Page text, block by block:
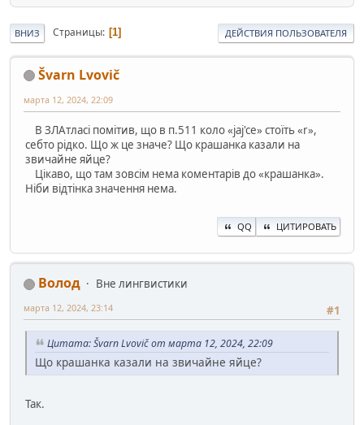
ВНИЗ Страницы 1 ДЕЙСТВИЯ ПОЛЬЗОВАТЕЛЯ
Švarn Lvovič
марта 12, 2024, 22:09
В ЗЛАтласі помітив, що в п.511 коло «jaj'ce» стоїть «r»,
себто рiдко. Що ж це значе? Що крашанка казали на
звичайне яйце?
Цікаво, що там зовсім нема коментарів до «крашанка».
Ніби відтінка значення нема.
QQ ЦИТИРОВАТЬ
Волод
Вне лингвистики
#1
марта 12, 2024, 23:14
Цитата: Švarn Lvovič от марта 12, 2024, 22:09
Що крашанка казали на звичайне яйце?
Так.